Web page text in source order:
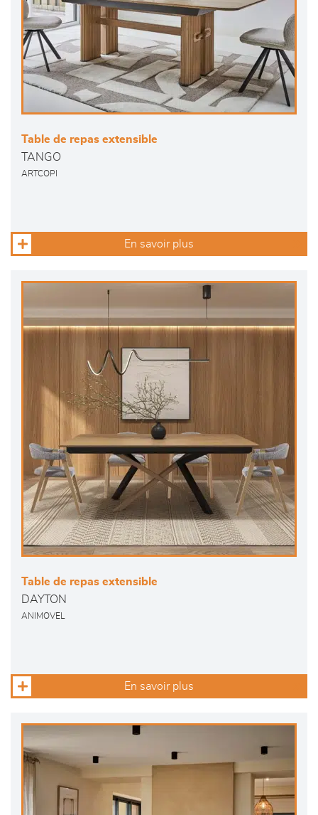
Table de repas extensible
TANGO
ARTCOPI
En savoir plus
Table de repas extensible
DAYTON
ANIMOVEL
En savoir plus